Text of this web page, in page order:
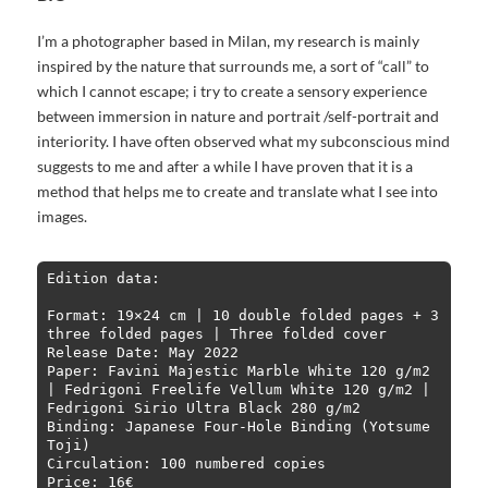
I’m a photographer based in Milan, my research is mainly
inspired by the nature that surrounds me, a sort of “call” to
which I cannot escape; i try to create a sensory experience
between immersion in nature and portrait /self-portrait and
interiority. I have often observed what my subconscious mind
suggests to me and after a while I have proven that it is a
method that helps me to create and translate what I see into
images.
Edition data:
Format: 19×24 cm | 10 double folded pages + 3
three folded pages | Three folded cover
Release Date: May 2022
Paper: Favini Majestic Marble White 120 g/m2
| Fedrigoni Freelife Vellum White 120 g/m2 |
Fedrigoni Sirio Ultra Black 280 g/m2
Binding: Japanese Four-Hole Binding (Yotsume
Toji)
Circulation: 100 numbered copies
Price: 16€